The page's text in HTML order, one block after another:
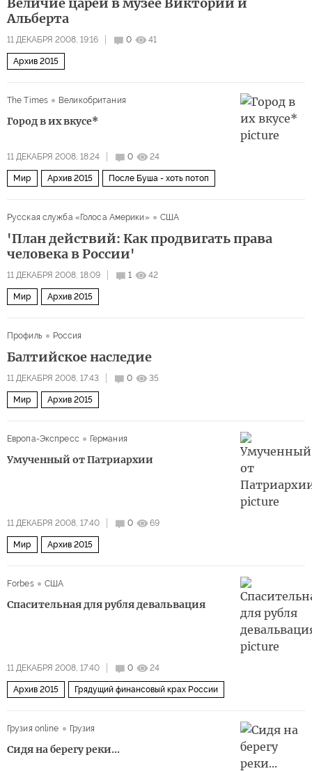
Альберта
11 ДЕКАБРЯ 2008, 19:16 0 41
Архив 2015
The Times Великобритания
Город в их вкусе*
11 ДЕКАБРЯ 2008, 18:24 0 24
Мир Архив 2015 После Буша - хоть потоп
Русская служба «Голоса Америки» США
'План действий: Как продвигать права
человека в России'
11 ДЕКАБРЯ 2008, 18:09 1 42
Мир Архив 2015
Профиль Россия
Балтийское наследие
11 ДЕКАБРЯ 2008, 17:43 0 35
Мир Архив 2015
Европа-Экспресс Германия
Умученный от Патриархии
11 ДЕКАБРЯ 2008, 17:40 0 69
Мир Архив 2015
Forbes США
Спасительная для рубля девальвация
11 ДЕКАБРЯ 2008, 17:40 0 24
Архив 2015 Грядущий финансовый крах России
Грузия online Грузия
Сидя на берегу реки...